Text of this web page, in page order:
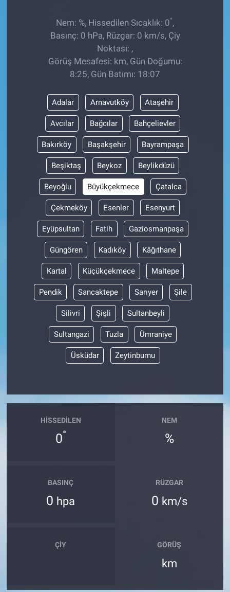
Nem: %, Hissedilen Sıcaklık: 0°,
Basınç: 0 hPa, Rüzgar: 0 km/s, Çiy
Noktası: ,
Görüş Mesafesi: km, Gün Doğumu:
8:25, Gün Batımı: 18:07
Adalar Arnavutköy Ataşehir
Avcılar Bağcılar Bahçelievler
Bakırköy Başakşehir Bayrampaşa
Beşiktaş Beykoz Beylikdüzü
Beyoğlu Büyükçekmece Çatalca
Çekmeköy Esenler Esenyurt
Eyüpsultan Fatih Gaziosmanpaşa
Güngören Kadıköy Kâğıthane
Kartal Küçükçekmece Maltepe
Pendik Sancaktepe Sarıyer Şile
Silivri Şişli Sultanbeyli
Sultangazi Tuzla Ümraniye
Üsküdar Zeytinburnu
HISSEDILEN
0°
NEM
%
BASINÇ
0 hpa
RÜZGAR
0 km/s
ÇIY GÖRÜŞ
km